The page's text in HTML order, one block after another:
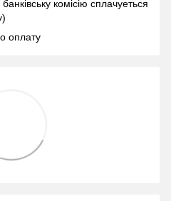
комісію сплачуеться
оплату